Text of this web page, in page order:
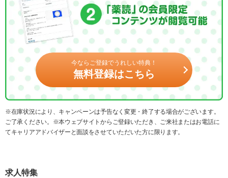
今ならご登録でうれしい特典！
無料登録はこちら
※在庫状況により、キャンペーンは予告なく変更・終了する場合がございます。
ご了承ください。※本ウェブサイトからご登録いただき、ご来社またはお電話に
てキャリアアドバイザーと面談をさせていただいた方に限ります。
求人特集